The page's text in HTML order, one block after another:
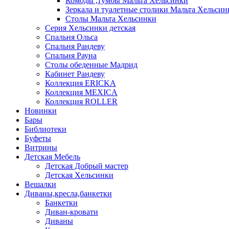
Зеркала и туалетные столики Мальта
Столы Мальта Хельсинки
Серия Хельсинки детская
Спальня Ольса
Спальня Рандеву
Спальня Рауна
Столы обеденные Мадрид
Кабинет Рандеву
Коллекция ERICKA
Коллекция MEXICA
Коллекция ROLLER
Новинки
Бары
Библиотеки
Буфеты
Витрины
Детская Мебель
Детская Добрый мастер
Детская Хельсинки
Вешалки
Диваны,кресла,банкетки
Банкетки
Диван-кровати
Диваны